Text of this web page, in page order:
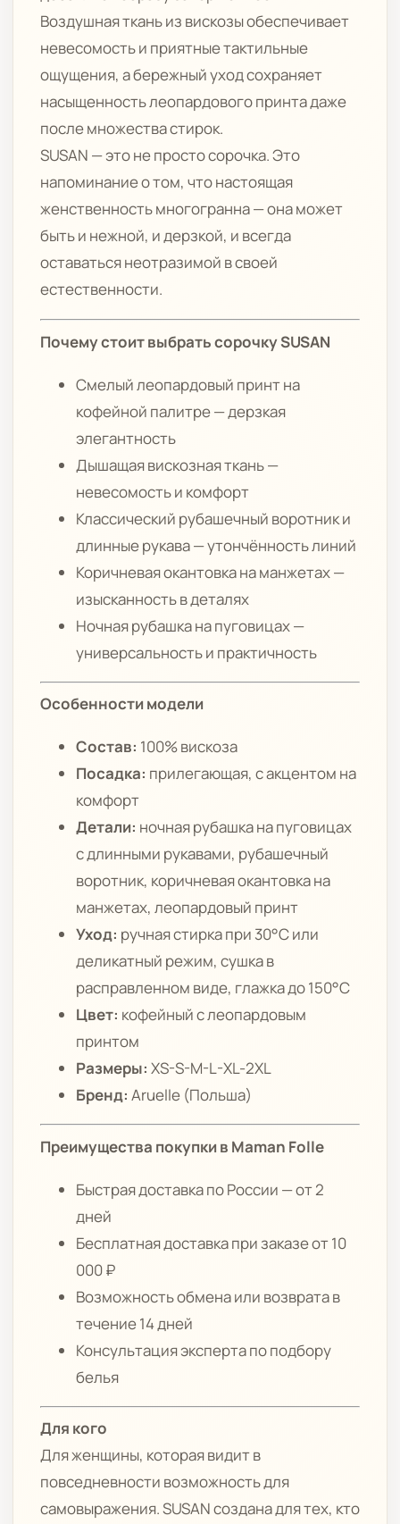
Воздушная ткань из вискозы обеспечивает
невесомость и приятные тактильные
ощущения, а бережный уход сохраняет
насыщенность леопардового принта даже
после множества стирок.
SUSAN — это не просто сорочка. Это
напоминание о том, что настоящая
женственность многогранна — она может
быть и нежной, и дерзкой, и всегда
оставаться неотразимой в своей
естественности.
Почему стоит выбрать сорочку SUSAN
Смелый леопардовый принт на
кофейной палитре — дерзкая
элегантность
Дышащая вискозная ткань —
невесомость и комфорт
Классический рубашечный воротник и
длинные рукава — утончённость линий
Коричневая окантовка на манжетах —
изысканность в деталях
Ночная рубашка на пуговицах —
универсальность и практичность
Особенности модели
Состав: 100% вискоза
Посадка: прилегающая, с акцентом на
комфорт
Детали: ночная рубашка на пуговицах
с длинными рукавами, рубашечный
воротник, коричневая окантовка на
манжетах, леопардовый принт
Уход: ручная стирка при 30°C или
деликатный режим, сушка в
расправленном виде, глажка до 150°C
Цвет: кофейный с леопардовым
принтом
Размеры: XS-S-M-L-XL-2XL
Бренд: Aruelle (Польша)
Преимущества покупки в Maman Folle
Быстрая доставка по России — от 2
дней
Бесплатная доставка при заказе от 10
000 ₽
Возможность обмена или возврата в
течение 14 дней
Консультация эксперта по подбору
белья
Для кого
Для женщины, которая видит в
повседневности возможность для
самовыражения. SUSAN создана для тех, кто